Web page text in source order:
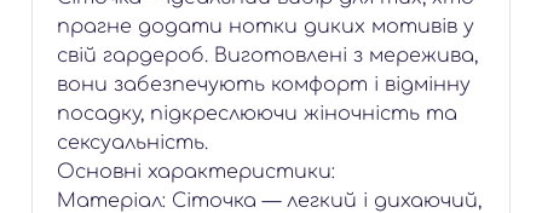
прагне додати нотки диких мотивів у
свій гардероб. Виготовлені з мережива,
вони забезпечують комфорт і відмінну
посадку, підкреслюючи жіночність та
сексуальність.
Основні характеристики:
Матеріал: Сіточка — легкий і дихаючий,